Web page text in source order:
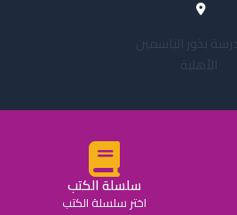
سلسلة الكتب
اختر سلسلة الكتب